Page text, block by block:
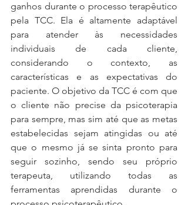
ganhos durante o processo terapêutico
pela TCC. Ela é altamente adaptável
para atender às necessidades
individuais de cada cliente,
considerando o contexto, as
características e as expectativas do
paciente. O objetivo da TCC é com que
o cliente não precise da psicoterapia
para sempre, mas sim até que as metas
estabelecidas sejam atingidas ou até
que o mesmo já se sinta pronto para
seguir sozinho, sendo seu próprio
terapeuta, utilizando todas as
ferramentas aprendidas durante o